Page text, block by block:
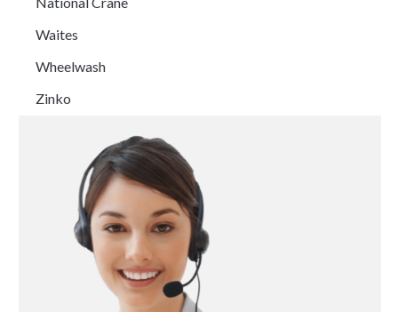
Waites
Wheelwash
Zinko